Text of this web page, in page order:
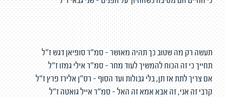
תעשה רק מה שטוב כך תהיה מאושר - סמ"ר סופיאן דגש ז"ל
תחייך כי זה הכוח להמשיך לעוד מחר - סמ"ר אילי גמזו ז"ל
אם צריך לתת אז תן, בלי גבולות ועד הסוף - רס"ן אלירז פרץ ז"ל
קרבי זה אני, זה אבא אמא זה האל - סמ"ר אייל גואטה ז"ל